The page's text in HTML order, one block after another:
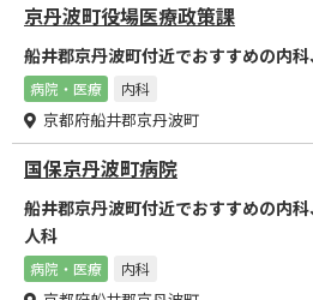
京丹波町役場医療政策課
船井郡京丹波町付近でおすすめの内
病院・医療 内科
京都府船井郡京丹波町
国保京丹波町病院
船井郡京丹波町付近でおすすめの内
人科
病院・医療 内科